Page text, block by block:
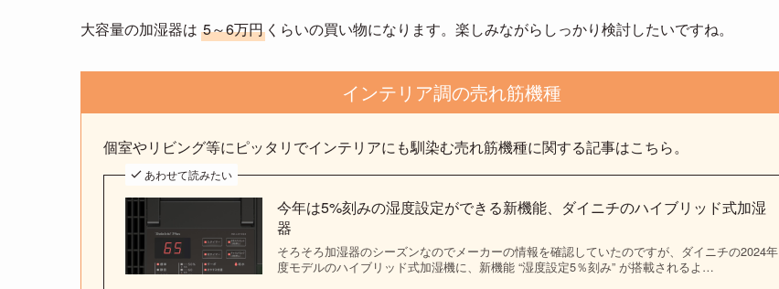
大容量の加湿器は 5～6万円 くらいの買い物になります。楽しみながらしっかり検討したいですね。
インテリア調の売れ筋機種
個室やリビング等にピッタリでインテリアにも馴染む売れ筋機種に関する記事はこちら。
あわせて読みたい
今年は5%刻みの湿度設定ができる新機能、ダイニチのハイブリッド式加湿
器
そろそろ加湿器のシーズンなのでメーカーの情報を確認していたのですが、ダイニチの2024年
度モデルのハイブリッド式加湿機に、新機能 “湿度設定5％刻み” が搭載されるよ…